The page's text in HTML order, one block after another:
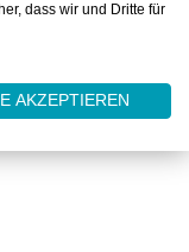
dass wir und Dritte für
AKZEPTIEREN